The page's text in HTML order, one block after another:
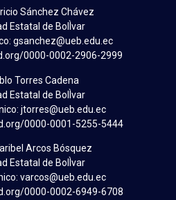
Sánchez Chávez
Estatal de BolÌvar
gsanchez@ueb.edu.ec
0000-0002-2906-2999
Torres Cadena
Estatal de BolÌvar
jtorres@ueb.edu.ec
0000-0001-5255-5444
Arcos Bósquez
Estatal de BolÌvar
varcos@ueb.edu.ec
0000-0002-6949-6708